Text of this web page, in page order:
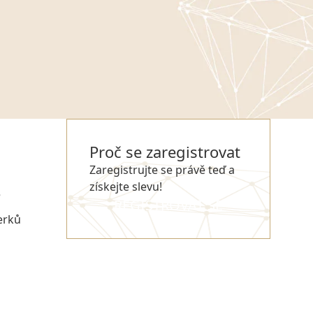
Proč se zaregistrovat
Zaregistrujte se právě teď a
získejte slevu!
REGISTROVAT SE